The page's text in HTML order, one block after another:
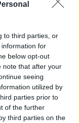
to third parties, or
for
below opt-out
note that after your
seeing
utilized by
parties prior to
of the further
third parties on the
μορφές
σε
2027